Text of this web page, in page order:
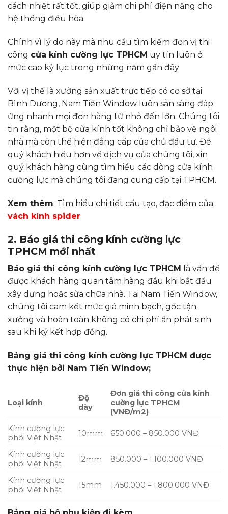
cách nhiệt rất tốt, giúp giảm chi phí điện năng cho
hệ thống điều hòa.
Chính vì lý do này mà nhu cầu tìm kiếm đơn vị thi
công cửa kính cường lực TPHCM uy tín luôn ở
mức cao kỷ lục trong những năm gần đây
Với vị thế là xưởng sản xuất trực tiếp có cơ sở tại
Bình Dương, Nam Tiến Window luôn sẵn sàng đáp
ứng nhanh mọi đơn hàng từ nhỏ đến lớn. Chúng tôi
tin rằng, một bộ cửa kính tốt không chỉ bảo vệ ngôi
nhà mà còn thể hiện đẳng cấp của chủ đầu tư. Để
quý khách hiểu hơn về dịch vụ của chúng tôi, xin
quý khách hàng cùng tìm hiểu các dòng cửa kính
cường lực mà chúng tôi đang cung cấp tại TPHCM.
Xem thêm: Tìm hiểu chi tiết cấu tạo, đặc điểm của
vách kính spider
2. Báo giá thi công kính cường lực
TPHCM mới nhất
Báo giá thi công kính cường lực TPHCM
là vấn đề
được khách hàng quan tâm hàng đầu khi bắt đầu
xây dựng hoặc sửa chữa nhà. Tại Nam Tiến Window,
chúng tôi cam kết mức giá minh bạch, gốc tận
xưởng và hoàn toàn không có chi phí ẩn phát sinh
sau khi ký kết hợp đồng.
Bảng giá thi công kính cường lực TPHCM được
thực hiện bởi Nam Tiến Window;
Loại kính
Độ
dày
Đơn giá thi công cửa kính
cường lực TPHCM
(VNĐ/m2)
Kính cường lực
phôi Việt Nhật
10mm 650.000 – 850.000 VNĐ
Kính cường lực
phôi Việt Nhật
12mm 850.000 – 1.100.000 VNĐ
Kính cường lực
phôi Việt Nhật
15mm 1.450.000 – 1.800.000 VNĐ